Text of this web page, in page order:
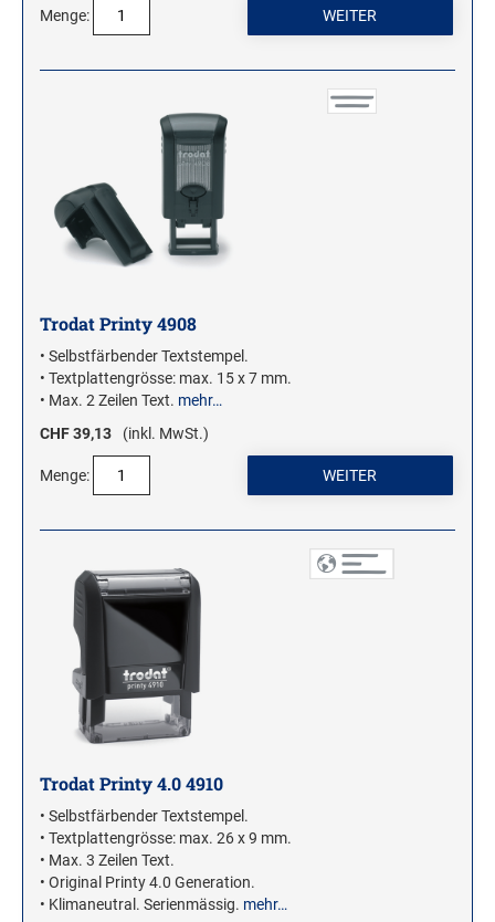
ROLLSTEMPEL
TRODAT VINTAGE STEMPEL
Emoticons Motivstempel
Enten Motivstempel
Geburt Motivstempel
Hero Arts Holz-Motivstempel
Hochzeit Motivstempel
LL-Set Motivstempel
Mini Motivstempel
Penny Black Motivstempel
Schnecken Motivstempel
Stampendous Motivstempel
Tiere Motivstempel
Trauer Motivstempel
KREATIVBEREICH
Clearsnap
Tsukineko
STEMPLINO STEMPEL
Ministempel
Ministempel Kleine Mixe
Ministempel Komplettset
Menge:
Trodat Printy 4908
• Selbstfärbender Textstempel.
• Textplattengrösse: max. 15 x 7 mm.
• Max. 2 Zeilen Text. mehr…
CHF 39,13
(inkl. MwSt.)
Menge:
Trodat Printy 4.0 4910
• Selbstfärbender Textstempel.
• Textplattengrösse: max. 26 x 9 mm.
• Max. 3 Zeilen Text.
• Original Printy 4.0 Generation.
• Klimaneutral. Serienmässig. mehr…